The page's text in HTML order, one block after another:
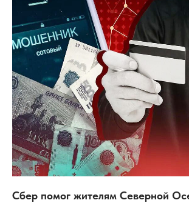
Сбер помог жителям Северной